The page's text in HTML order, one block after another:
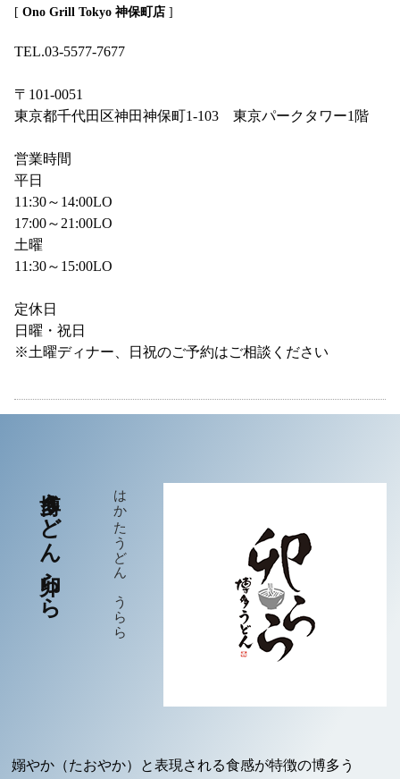
[ Ono Grill Tokyo 神保町店 ]
TEL.03-5577-7677
〒101-0051
東京都千代田区神田神保町1-103 東京パークタワー1階
営業時間
平日
11:30～14:00LO
17:00～21:00LO
土曜
11:30～15:00LO
定休日
日曜・祝日
※土曜ディナー、日祝のご予約はご相談ください
博多うどん 卯らら はかたうどん うらら
嫋やか（たおやか）と表現される食感が特徴の博多う